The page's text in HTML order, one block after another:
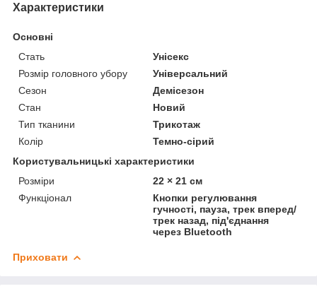
Характеристики
Основні
Стать
Унісекс
Розмір головного убору
Універсальний
Сезон
Демісезон
Стан
Новий
Тип тканини
Трикотаж
Колір
Темно-сірий
Користувальницькі характеристики
Розміри
22 × 21 см
Функціонал
Кнопки регулювання
гучності, пауза, трек вперед/
трек назад, під'єднання
через Bluetooth
Приховати